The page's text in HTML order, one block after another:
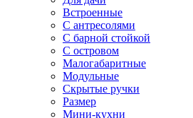
Встроенные
С антресолями
С барной стойкой
С островом
Малогабаритные
Модульные
Скрытые ручки
Размер
Мини-кухни